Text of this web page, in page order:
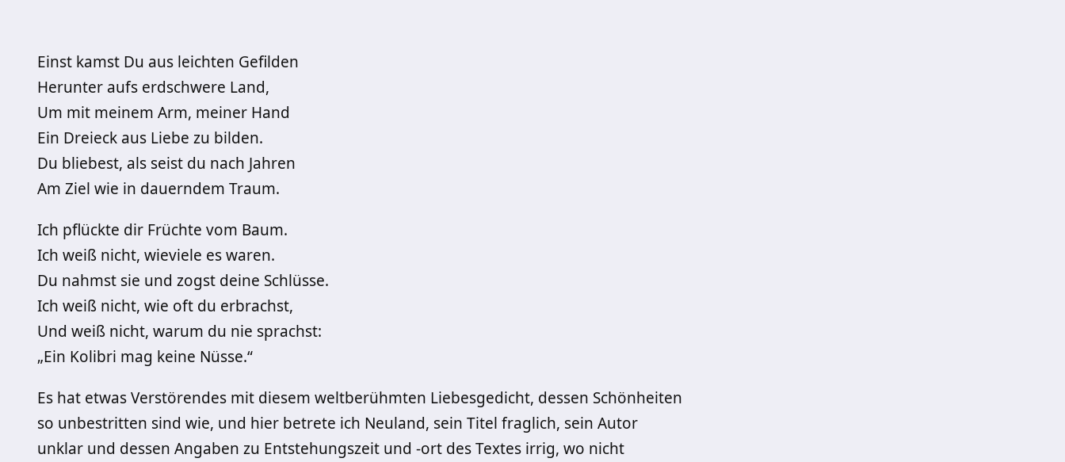
Einst kamst Du aus leichten Gefilden
Herunter aufs erdschwere Land,
Um mit meinem Arm, meiner Hand
Ein Dreieck aus Liebe zu bilden.
Du bliebest, als seist du nach Jahren
Am Ziel wie in dauerndem Traum.
Ich pflückte dir Früchte vom Baum.
Ich weiß nicht, wieviele es waren.
Du nahmst sie und zogst deine Schlüsse.
Ich weiß nicht, wie oft du erbrachst,
Und weiß nicht, warum du nie sprachst:
„Ein Kolibri mag keine Nüsse.“
Es hat etwas Verstörendes mit diesem weltberühmten Liebesgedicht, dessen Schönheiten
so unbestritten sind wie, und hier betrete ich Neuland, sein Titel fraglich, sein Autor
unklar und dessen Angaben zu Entstehungszeit und -ort des Textes irrig, wo nicht